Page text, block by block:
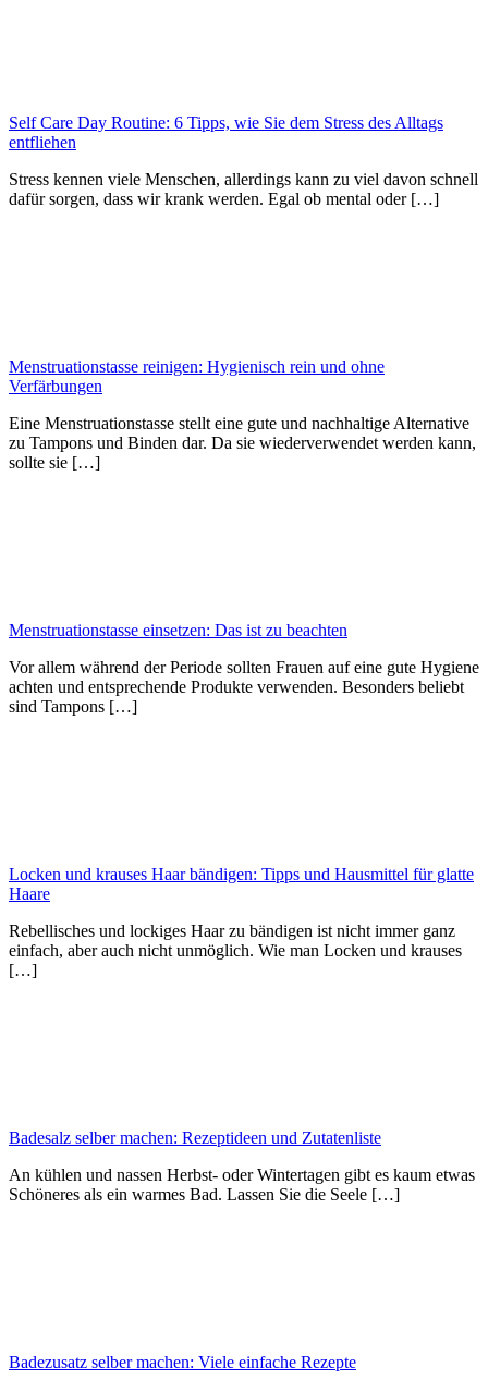
Self Care Day Routine: 6 Tipps, wie Sie dem Stress des Alltags
entfliehen
Stress kennen viele Menschen, allerdings kann zu viel davon schnell
dafür sorgen, dass wir krank werden. Egal ob mental oder […]
Menstruationstasse reinigen: Hygienisch rein und ohne
Verfärbungen
Eine Menstruationstasse stellt eine gute und nachhaltige Alternative
zu Tampons und Binden dar. Da sie wiederverwendet werden kann,
sollte sie […]
Menstruationstasse einsetzen: Das ist zu beachten
Vor allem während der Periode sollten Frauen auf eine gute Hygiene
achten und entsprechende Produkte verwenden. Besonders beliebt
sind Tampons […]
Locken und krauses Haar bändigen: Tipps und Hausmittel für glatte
Haare
Rebellisches und lockiges Haar zu bändigen ist nicht immer ganz
einfach, aber auch nicht unmöglich. Wie man Locken und krauses
[…]
Badesalz selber machen: Rezeptideen und Zutatenliste
An kühlen und nassen Herbst- oder Wintertagen gibt es kaum etwas
Schöneres als ein warmes Bad. Lassen Sie die Seele […]
Badezusatz selber machen: Viele einfache Rezepte